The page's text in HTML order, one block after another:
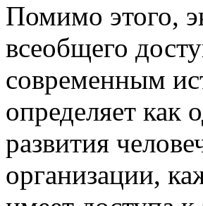
Помимо этого,
всеобщего
современным
определяет как
развития
организации,